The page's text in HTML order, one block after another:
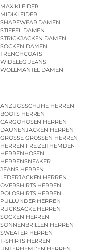
MAXIKLEIDER
MIDIKLEIDER
SHAPEWEAR DAMEN
STIEFEL DAMEN
STRICKJACKEN DAMEN
SOCKEN DAMEN
TRENCHCOATS
WIDELEG JEANS
WOLLMÄNTEL DAMEN
ANZUGSSCHUHE HERREN
BOOTS HERREN
CARGOHOSEN HERREN
DAUNENJACKEN HERREN
GROSSE GRÖSSEN HERREN
HERREN FREIZEITHEMDEN
HERRENHOSEN
HERRENSNEAKER
JEANS HERREN
LEDERJACKEN HERREN
OVERSHIRTS HERREN
POLOSHIRTS HERREN
PULLUNDER HERREN
RUCKSÄCKE HERREN
SOCKEN HERREN
SONNENBRILLEN HERREN
SWEATER HERREN
T-SHIRTS HERREN
UNTERHEMDEN HERREN